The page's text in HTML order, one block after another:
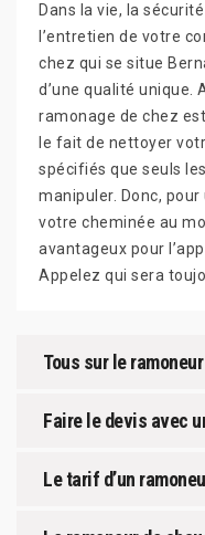
Dans la vie, la
l’entretien de votre
chez qui se situe
d’une qualité unique.
ramonage de chez
le fait de nettoyer
spécifiés que seuls
manipuler. Donc,
votre cheminée au
avantageux pour
Appelez qui sera
Tous sur le
Faire le devis avec
Le tarif d’un